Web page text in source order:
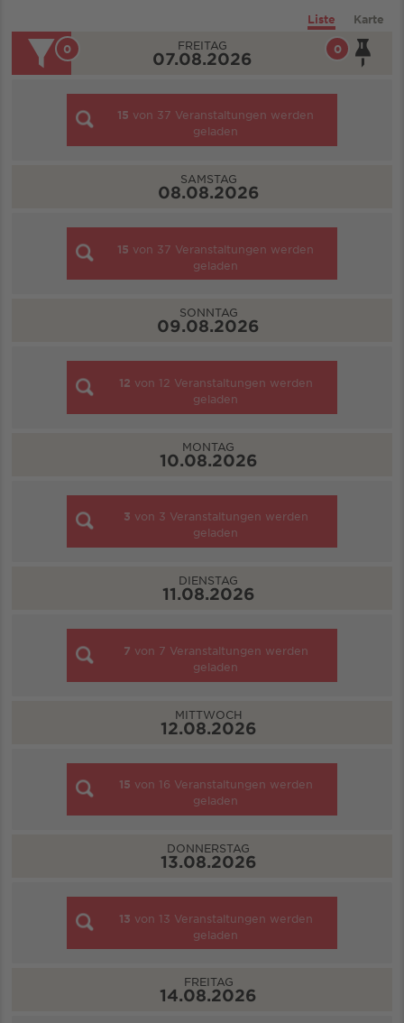
Liste Karte
0
0 FREITAG
07.08.2026
15 von 37 Veranstaltungen werden
geladen
SAMSTAG
08.08.2026
15 von 37 Veranstaltungen werden
geladen
SONNTAG
09.08.2026
12 von 12 Veranstaltungen werden
geladen
MONTAG
10.08.2026
3 von 3 Veranstaltungen werden
geladen
DIENSTAG
11.08.2026
7 von 7 Veranstaltungen werden
geladen
MITTWOCH
12.08.2026
15 von 16 Veranstaltungen werden
geladen
DONNERSTAG
13.08.2026
13 von 13 Veranstaltungen werden
geladen
FREITAG
14.08.2026